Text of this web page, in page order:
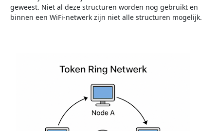
geweest. Niet al deze structuren worden nog gebruikt en
binnen een WiFi-netwerk zijn niet alle structuren mogelijk.